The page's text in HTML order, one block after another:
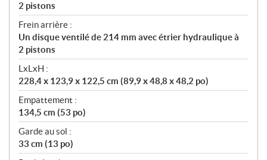
2 pistons
Frein arrière :
Un disque ventilé de 214 mm avec étrier hydraulique à
2 pistons
LxLxH :
228,4 x 123,9 x 122,5 cm (89,9 x 48,8 x 48,2 po)
Empattement :
134,5 cm (53 po)
Garde au sol :
33 cm (13 po)